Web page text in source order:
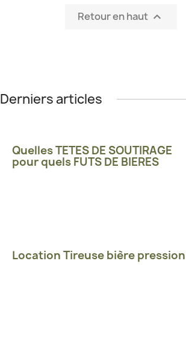
Retour en haut 
Derniers articles
Quelles TETES DE SOUTIRAGE
pour quels FUTS DE BIERES
Location Tireuse bière pression